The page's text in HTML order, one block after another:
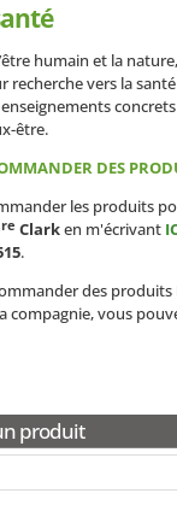
humain et la
recherche vers la
être.
DES
les produits
re Clarken m'écrivant
.
des
compagnie, vous
produit